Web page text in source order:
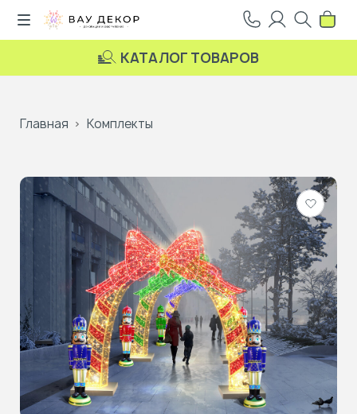
КАТАЛОГ ТОВАРОВ
Главная Комплекты
в